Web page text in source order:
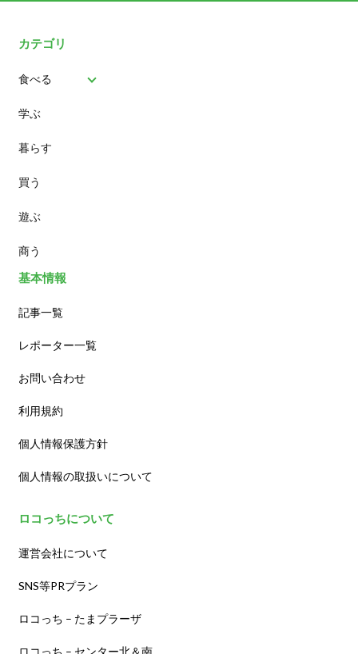
カテゴリ
食べる
パン
スイーツ
ランチ
カフェ
学ぶ
暮らす
買う
遊ぶ
商う
基本情報
記事一覧
レポーター一覧
お問い合わせ
利用規約
個人情報保護方針
個人情報の取扱いについて
ロコっちについて
運営会社について
SNS等PRプラン
ロコっち – たまプラーザ
ロコっち – センター北＆南